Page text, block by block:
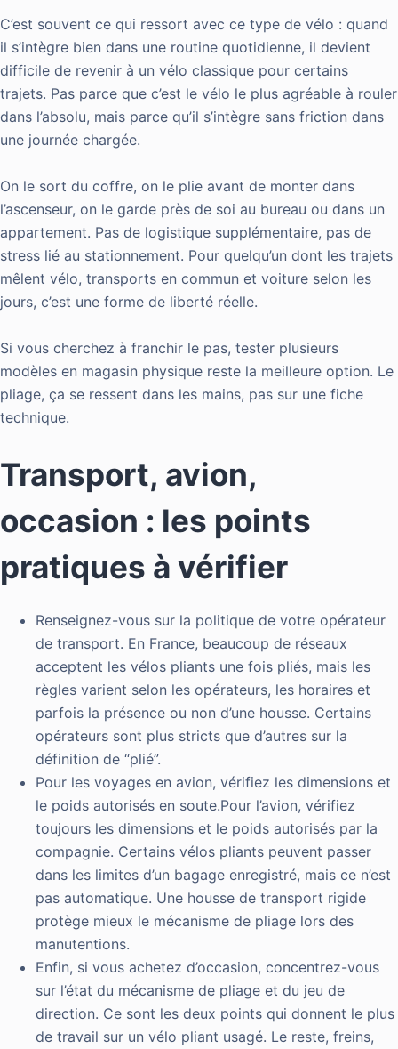
C’est souvent ce qui ressort avec ce type de vélo : quand
il s’intègre bien dans une routine quotidienne, il devient
difficile de revenir à un vélo classique pour certains
trajets. Pas parce que c’est le vélo le plus agréable à rouler
dans l’absolu, mais parce qu’il s’intègre sans friction dans
une journée chargée.
On le sort du coffre, on le plie avant de monter dans
l’ascenseur, on le garde près de soi au bureau ou dans un
appartement. Pas de logistique supplémentaire, pas de
stress lié au stationnement. Pour quelqu’un dont les trajets
mêlent vélo, transports en commun et voiture selon les
jours, c’est une forme de liberté réelle.
Si vous cherchez à franchir le pas, tester plusieurs
modèles en magasin physique reste la meilleure option. Le
pliage, ça se ressent dans les mains, pas sur une fiche
technique.
Transport, avion,
occasion : les points
pratiques à vérifier
Renseignez-vous sur la politique de votre opérateur
de transport. En France, beaucoup de réseaux
acceptent les vélos pliants une fois pliés, mais les
règles varient selon les opérateurs, les horaires et
parfois la présence ou non d’une housse. Certains
opérateurs sont plus stricts que d’autres sur la
définition de “plié”.
Pour les voyages en avion, vérifiez les dimensions et
le poids autorisés en soute.Pour l’avion, vérifiez
toujours les dimensions et le poids autorisés par la
compagnie. Certains vélos pliants peuvent passer
dans les limites d’un bagage enregistré, mais ce n’est
pas automatique. Une housse de transport rigide
protège mieux le mécanisme de pliage lors des
manutentions.
Enfin, si vous achetez d’occasion, concentrez-vous
sur l’état du mécanisme de pliage et du jeu de
direction. Ce sont les deux points qui donnent le plus
de travail sur un vélo pliant usagé. Le reste, freins,